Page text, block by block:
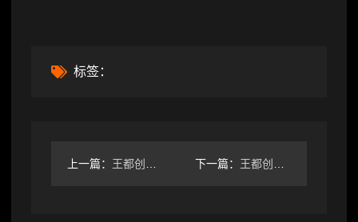
标签：
上一篇： 王都创世录本周周常刷怪地点(12.22-12.28) 下一篇： 王都创世录周常刷怪预测（2.16-2.22）